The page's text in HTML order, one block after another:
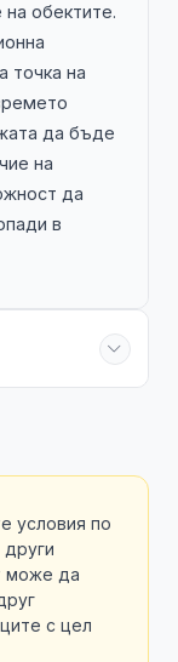
обектите.
точка на
да бъде
на
да
в
условия по
може да
с цел